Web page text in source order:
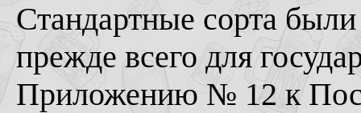
Стандартные сорта
прежде всего для
Приложению № 12 к